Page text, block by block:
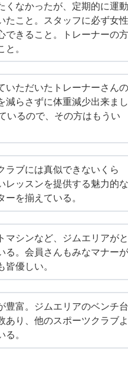
くなかったが、定期的に運動
たこと。スタッフに必ず女性
できること。トレーナーの方
。
いただいたトレーナーさんの
減らさずに体重減少出来まし
いるので、その方はもうい
ラブには真似できないくら
レッスンを提供する魅力的な
ーを揃えている。
マシンなど、ジムエリアがと
る。会員さんもみなマナーが
皆優しい。
豊富。ジムエリアのベンチ台
あり、他のスポーツクラブよ
る。